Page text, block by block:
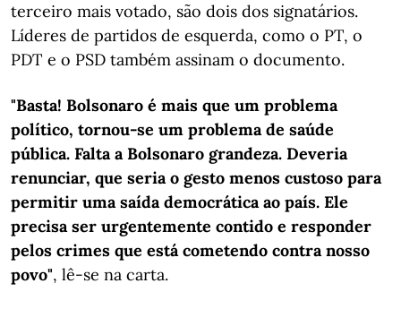
terceiro mais votado, são dois dos signatários.
Líderes de partidos de esquerda, como o PT, o
PDT e o PSD também assinam o documento.
"Basta! Bolsonaro é mais que um problema
político, tornou-se um problema de saúde
pública. Falta a Bolsonaro grandeza. Deveria
renunciar, que seria o gesto menos custoso para
permitir uma saída democrática ao país. Ele
precisa ser urgentemente contido e responder
pelos crimes que está cometendo contra nosso
povo", lê-se na carta.